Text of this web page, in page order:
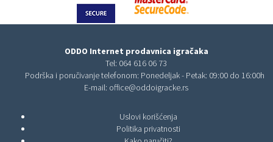
ODDO Internet prodavnica igračaka
Tel: 064 616 06 73
Podrška i poručivanje telefonom: Ponedeljak - Petak: 09:00 do 16:00h
E-mail: office@oddoigracke.rs
Uslovi korišćenja
Politika privatnosti